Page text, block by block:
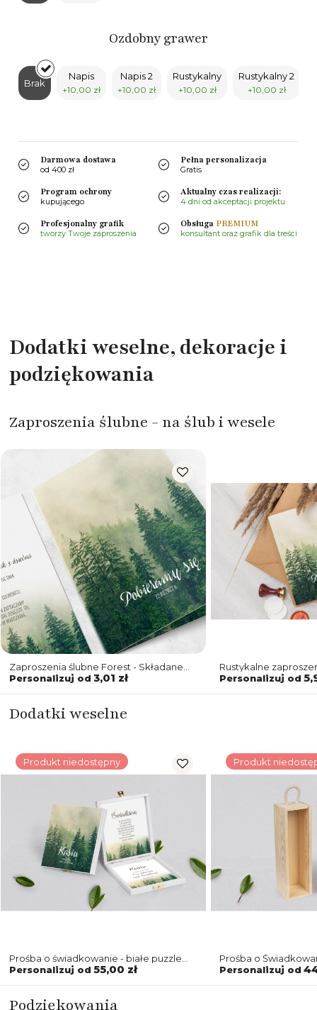
Ozdobny grawer
Brak
Napis
+10,00 zł
Napis 2
+10,00 zł
Rustykalny
+10,00 zł
Rustykalny 2
+10,00 zł
Darmowa dostawa
od 400 zł
Pełna personalizacja
Gratis
Program ochrony
kupującego
Aktualny czas realizacji:
4 dni od akceptacji projektu
Profesjonalny grafik
tworzy Twoje zaproszenia
Obsługa PREMIUM
konsultant oraz grafik dla treści
Dodatki weselne, dekoracje i
podziękowania
Zaproszenia ślubne - na ślub i wesele
Zaproszenia ślubne Forest - Składane
Motyw 1
Personalizuj od 3,01 zł
Rustykalne
z kopertą, podklejką
Personalizuj od
Dodatki weselne
Produkt niedostępny
Prośba o świadkowanie - białe puzzle
Forest - Motyw 1
Personalizuj od 55,00 zł
Produkt
Prośba o
Forest - Motyw 1
Personalizuj od
Podziękowania